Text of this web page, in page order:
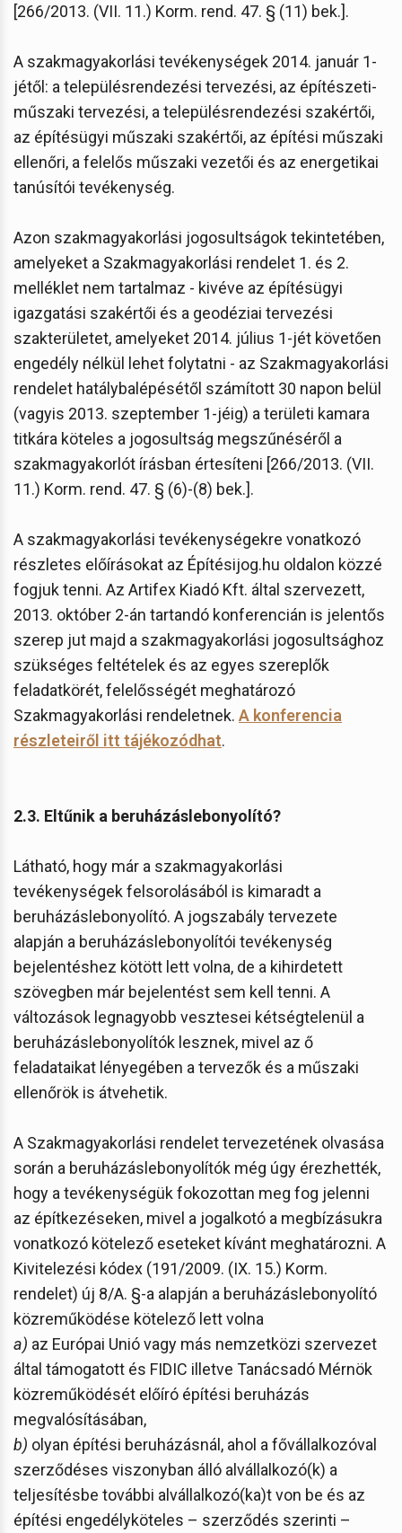
[266/2013. (VII. 11.) Korm. rend. 47. § (11) bek.].
A szakmagyakorlási tevékenységek 2014. január 1-
jétől: a településrendezési tervezési, az építészeti-
műszaki tervezési, a településrendezési szakértői,
az építésügyi műszaki szakértői, az építési műszaki
ellenőri, a felelős műszaki vezetői és az energetikai
tanúsítói tevékenység.
Azon szakmagyakorlási jogosultságok tekintetében,
amelyeket a Szakmagyakorlási rendelet 1. és 2.
melléklet nem tartalmaz - kivéve az építésügyi
igazgatási szakértői és a geodéziai tervezési
szakterületet, amelyeket 2014. július 1-jét követően
engedély nélkül lehet folytatni - az Szakmagyakorlási
rendelet hatálybalépésétől számított 30 napon belül
(vagyis 2013. szeptember 1-jéig) a területi kamara
titkára köteles a jogosultság megszűnéséről a
szakmagyakorlót írásban értesíteni [266/2013. (VII.
11.) Korm. rend. 47. § (6)-(8) bek.].
A szakmagyakorlási tevékenységekre vonatkozó
részletes előírásokat az Építésijog.hu oldalon közzé
fogjuk tenni. Az Artifex Kiadó Kft. által szervezett,
2013. október 2-án tartandó konferencián is jelentős
szerep jut majd a szakmagyakorlási jogosultsághoz
szükséges feltételek és az egyes szereplők
feladatkörét, felelősségét meghatározó
Szakmagyakorlási rendeletnek. A konferencia
részleteiről itt tájékozódhat.
2.3. Eltűnik a beruházáslebonyolító?
Látható, hogy már a szakmagyakorlási
tevékenységek felsorolásából is kimaradt a
beruházáslebonyolító. A jogszabály tervezete
alapján a beruházáslebonyolítói tevékenység
bejelentéshez kötött lett volna, de a kihirdetett
szövegben már bejelentést sem kell tenni. A
változások legnagyobb vesztesei kétségtelenül a
beruházáslebonyolítók lesznek, mivel az ő
feladataikat lényegében a tervezők és a műszaki
ellenőrök is átvehetik.
A Szakmagyakorlási rendelet tervezetének olvasása
során a beruházáslebonyolítók még úgy érezhették,
hogy a tevékenységük fokozottan meg fog jelenni
az építkezéseken, mivel a jogalkotó a megbízásukra
vonatkozó kötelező eseteket kívánt meghatározni. A
Kivitelezési kódex (191/2009. (IX. 15.) Korm.
rendelet) új 8/A. §-a alapján a beruházáslebonyolító
közreműködése kötelező lett volna
a) az Európai Unió vagy más nemzetközi szervezet
által támogatott és FIDIC illetve Tanácsadó Mérnök
közreműködését előíró építési beruházás
megvalósításában,
b) olyan építési beruházásnál, ahol a fővállalkozóval
szerződéses viszonyban álló alvállalkozó(k) a
teljesítésbe további alvállalkozó(ka)t von be és az
építési engedélyköteles – szerződés szerinti –